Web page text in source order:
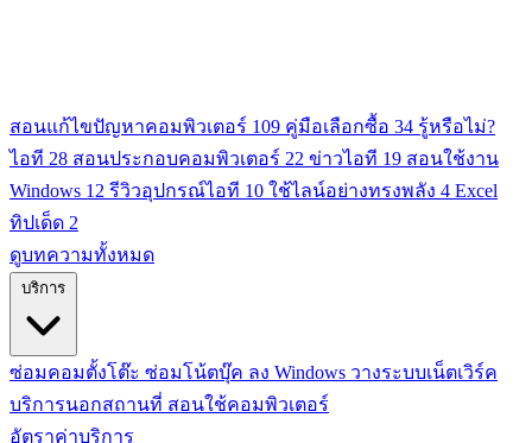
สอนแก้ไขปัญหาคอมพิวเตอร์ 109 คู่มือเลือกซื้อ 34 รู้หรือไม่?
ไอที 28 สอนประกอบคอมพิวเตอร์ 22 ข่าวไอที 19 สอนใช้งาน
Windows 12 รีวิวอุปกรณ์ไอที 10 ใช้ไลน์อย่างทรงพลัง 4 Excel
ทิปเด็ด 2
ดูบทความทั้งหมด
ซ่อมคอมตั้งโต๊ะ ซ่อมโน้ตบุ๊ค ลง Windows วางระบบเน็ตเวิร์ค
บริการนอกสถานที่ สอนใช้คอมพิวเตอร์
อัตราค่าบริการ